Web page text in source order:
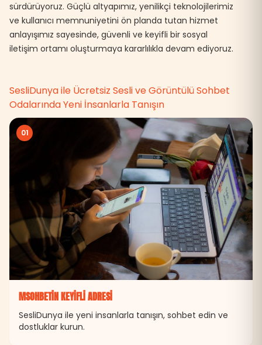
sürdürüyoruz. Güçlü altyapımız, yenilikçi teknolojilerimiz
ve kullanıcı memnuniyetini ön planda tutan hizmet
anlayışımız sayesinde, güvenli ve keyifli bir sosyal
iletişim ortamı oluşturmaya kararlılıkla devam ediyoruz.
SesliDunya ile Ücretsiz Sesli ve Görüntülü Sohbet
Odalarında Yeni İnsanlarla Tanışın
01
MSOHBETIN KEYIFLI ADRESI
SesliDunya ile yeni insanlarla tanışın, sohbet edin ve
dostluklar kurun.